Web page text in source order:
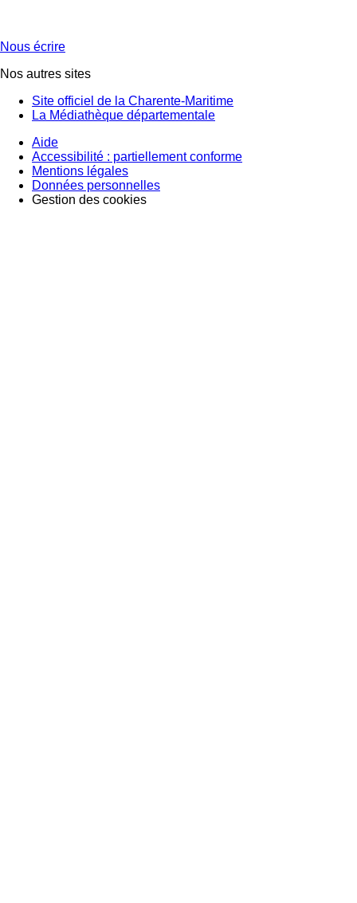
Nous écrire
Nos autres sites
Site officiel de la Charente-Maritime
La Médiathèque départementale
Aide
Accessibilité : partiellement conforme
Mentions légales
Données personnelles
Gestion des cookies